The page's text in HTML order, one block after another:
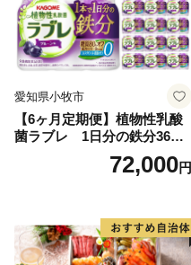
愛知県小牧市
【6ヶ月定期便】植物性乳酸
菌ラブレ 1日分の鉄分36本
（計216本） [052S11-T]
72,000円